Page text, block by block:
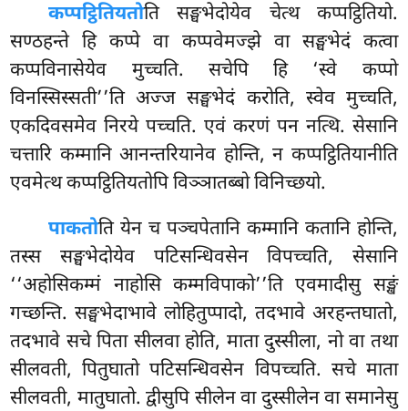
कप्पट्ठितियतोति सङ्घभेदोयेव चेत्थ कप्पट्ठितियो.
सण्ठहन्ते हि कप्पे वा कप्पवेमज्झे वा सङ्घभेदं कत्वा
कप्पविनासेयेव मुच्चति. सचेपि हि ‘स्वे कप्पो
विनस्सिस्सती’’ति अज्ज सङ्घभेदं करोति, स्वेव मुच्चति,
एकदिवसमेव निरये पच्चति. एवं करणं पन नत्थि. सेसानि
चत्तारि कम्मानि आनन्तरियानेव होन्ति, न कप्पट्ठितियानीति
एवमेत्थ कप्पट्ठितियतोपि विञ्ञातब्बो विनिच्छयो.
पाकतोति येन च पञ्चपेतानि कम्मानि कतानि होन्ति,
तस्स सङ्घभेदोयेव पटिसन्धिवसेन विपच्चति, सेसानि
‘‘अहोसिकम्मं नाहोसि कम्मविपाको’’ति एवमादीसु सङ्खं
गच्छन्ति. सङ्घभेदाभावे लोहितुप्पादो, तदभावे अरहन्तघातो,
तदभावे सचे पिता सीलवा होति, माता दुस्सीला, नो वा तथा
सीलवती, पितुघातो पटिसन्धिवसेन विपच्चति. सचे माता
सीलवती, मातुघातो. द्वीसुपि सीलेन वा दुस्सीलेन वा समानेसु